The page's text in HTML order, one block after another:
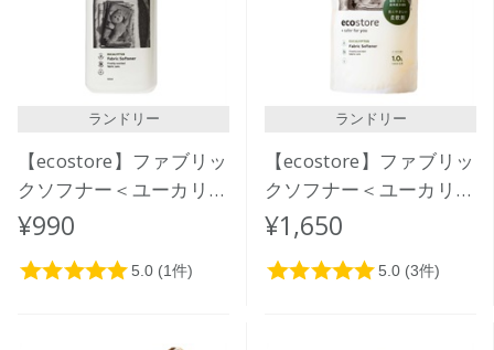
価格が高い
レビューが多い順
ランドリー
【ecostore】ファブリッ
クソフナー＜ユーカリ＞
500ｍL
¥990
ランドリー
【ecostore】ファブリッ
クソフナー＜ユーカリ＞
リフィルパック1L
¥1,650